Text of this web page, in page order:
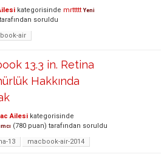
kategorisinde mrttttt Yeni
tarafından soruldu
air
13.3 in. Retina
Hakkında
Ailesi kategorisinde
(780 puan) tarafından soruldu
13
macbook-air-2014